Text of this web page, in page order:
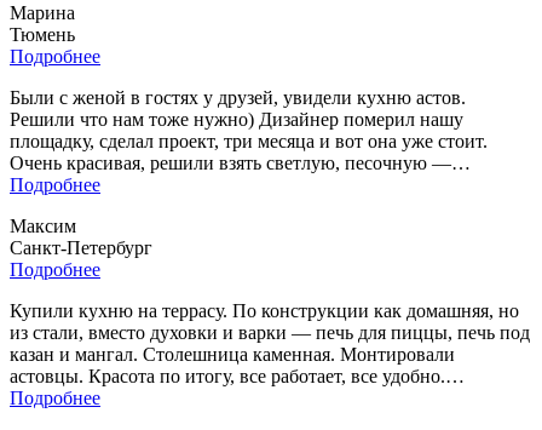
Марина
Тюмень
Подробнее
Были с женой в гостях у друзей, увидели кухню астов.
Решили что нам тоже нужно) Дизайнер померил нашу
площадку, сделал проект, три месяца и вот она уже стоит.
Очень красивая, решили взять светлую, песочную —…
Подробнее«Были
в
гостях»
Максим
Санкт-Петербург
Подробнее
Купили кухню на террасу. По конструкции как домашняя, но
из стали, вместо духовки и варки — печь для пиццы, печь под
казан и мангал. Столешница каменная. Монтировали
астовцы. Красота по итогу, все работает, все удобно.…
Подробнее«Купили